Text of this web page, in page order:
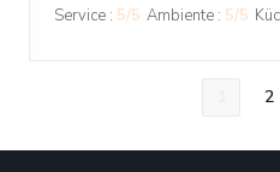
Service : 5/5 Ambiente : 5/5
1 2